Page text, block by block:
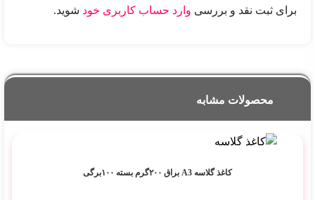
برای ثبت نقد و بررسی وارد حساب کاربری خود شوید.
محصولات مشابه
کاغذ گلاسه A3 براق ۲۰۰گرم بسته ۱۰۰برگی